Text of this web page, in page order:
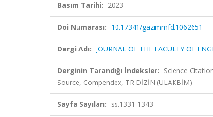
Basım Tarihi: 2023
Doi Numarası: 10.17341/gazimmfd.1062651
Dergi Adı: JOURNAL OF THE FACULTY OF
Derginin Tarandığı İndeksler: Science
Source, Compendex, TR DİZİN (ULAKBİM)
Sayfa Sayıları: ss.1331-1343